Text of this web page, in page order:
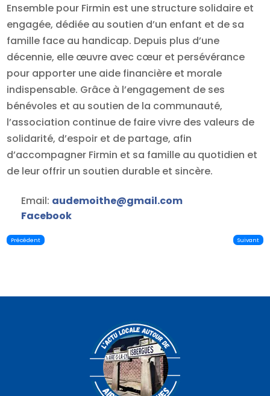
Ensemble pour Firmin est une structure solidaire et
engagée, dédiée au soutien d’un enfant et de sa
famille face au handicap. Depuis plus d’une
décennie, elle œuvre avec cœur et persévérance
pour apporter une aide financière et morale
indispensable. Grâce à l’engagement de ses
bénévoles et au soutien de la communauté,
l’association continue de faire vivre des valeurs de
solidarité, d’espoir et de partage, afin
d’accompagner Firmin et sa famille au quotidien et
de leur offrir un soutien durable et sincère.
Email: audemoithe@gmail.com
Facebook
Précédent Suivant